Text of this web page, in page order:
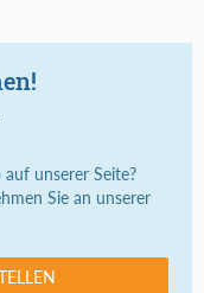
unserer Seite?
Sie an unserer